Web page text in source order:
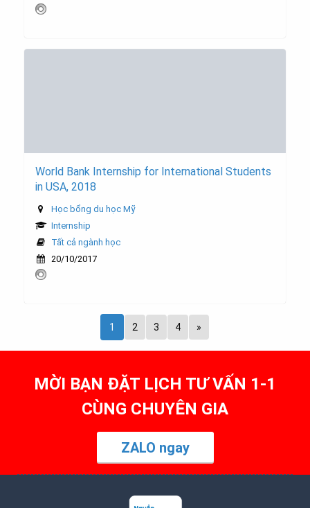
World Bank Internship for International Students
in USA, 2018
Học bổng du học Mỹ
Internship
Tất cả ngành học
20/10/2017
1 2 3 4 »
MỜI BẠN ĐẶT LỊCH TƯ VẤN 1-1
CÙNG CHUYÊN GIA
ZALO ngay